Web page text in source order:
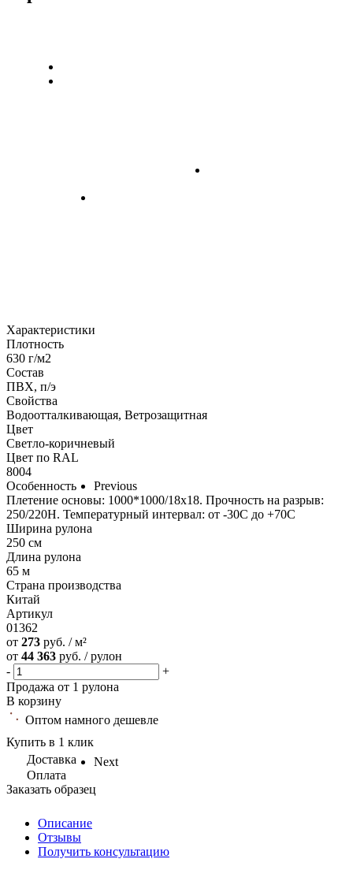
Previous
Next
Характеристики
Плотность
630 г/м2
Состав
ПВХ, п/э
Свойства
Водоотталкивающая, Ветрозащитная
Цвет
Светло-коричневый
Цвет по RAL
8004
Особенность
Плетение основы: 1000*1000/18х18. Прочность на разрыв:
250/220Н. Температурный интервал: от -30С до +70С
Ширина рулона
250 см
Длина рулона
65 м
Страна производства
Китай
Артикул
01362
от 273 руб. / м²
от 44 363 руб. / рулон
-
+
Продажа от 1 рулона
В корзину
Оптом намного дешевле
Купить в 1 клик
Доставка
Оплата
Заказать образец
Описание
Отзывы
Получить консультацию